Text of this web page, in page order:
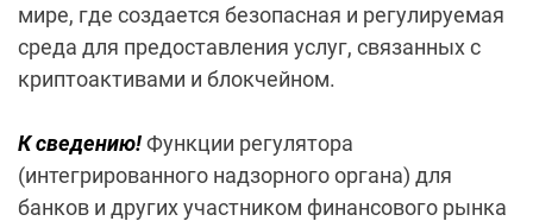
мире, где создается безопасная и регулируемая
среда для предоставления услуг, связанных с
криптоактивами и блокчейном.
К сведению!Функции регулятора
(интегрированного надзорного органа) для
банков и других участником финансового рынка